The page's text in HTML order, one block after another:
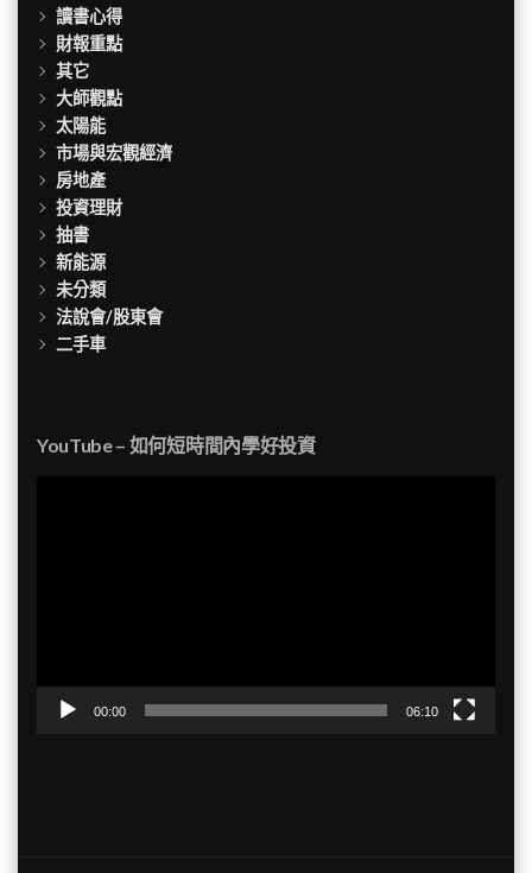
讀書心得
財報重點
其它
大師觀點
太陽能
市場與宏觀經濟
房地產
投資理財
抽書
新能源
未分類
法說會/股東會
二手車
YouTube – 如何短時間內學好投資
00:00 06:10